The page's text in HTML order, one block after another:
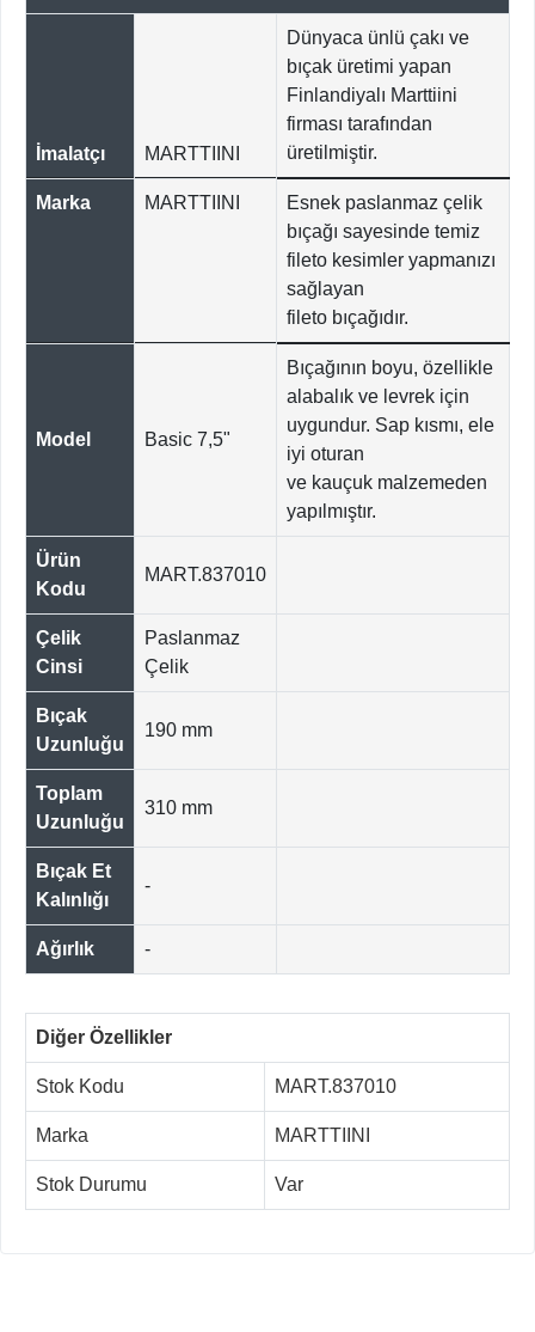
İmalatçı MARTTIINI
Dünyaca ünlü çakı ve
bıçak üretimi yapan
Finlandiyalı Marttiini
firması tarafından
üretilmiştir.
Marka MARTTIINI
Esnek paslanmaz çelik
bıçağı sayesinde temiz
fileto kesimler yapmanızı
sağlayan
fileto bıçağıdır.
Model Basic 7,5"
Bıçağının boyu, özellikle
alabalık ve levrek için
uygundur. Sap kısmı, ele
iyi oturan
ve kauçuk malzemeden
yapılmıştır.
Ürün
Kodu
MART.837010
Çelik
Cinsi
Paslanmaz
Çelik
Bıçak
Uzunluğu
190 mm
Toplam
Uzunluğu
310 mm
Bıçak Et
Kalınlığı
-
Ağırlık -
Diğer Özellikler
Stok Kodu MART.837010
Marka MARTTIINI
Stok Durumu Var